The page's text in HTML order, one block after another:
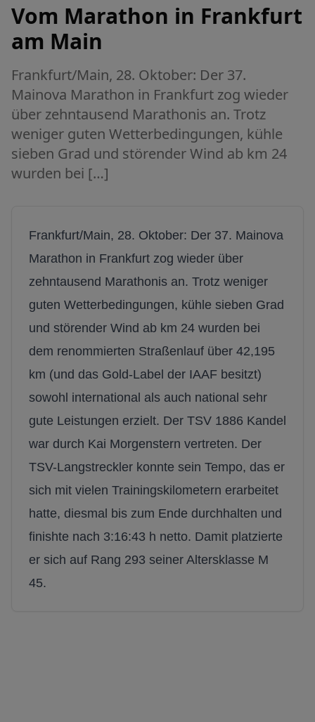
Vom Marathon in Frankfurt
am Main
Frankfurt/Main, 28. Oktober: Der 37.
Mainova Marathon in Frankfurt zog wieder
über zehntausend Marathonis an. Trotz
weniger guten Wetterbedingungen, kühle
sieben Grad und störender Wind ab km 24
wurden bei […]
Frankfurt/Main, 28. Oktober: Der 37. Mainova
Marathon in Frankfurt zog wieder über
zehntausend Marathonis an. Trotz weniger
guten Wetterbedingungen, kühle sieben Grad
und störender Wind ab km 24 wurden bei
dem renommierten Straßenlauf über 42,195
km (und das Gold-Label der IAAF besitzt)
sowohl international als auch national sehr
gute Leistungen erzielt. Der TSV 1886 Kandel
war durch Kai Morgenstern vertreten. Der
TSV-Langstreckler konnte sein Tempo, das er
sich mit vielen Trainingskilometern erarbeitet
hatte, diesmal bis zum Ende durchhalten und
finishte nach 3:16:43 h netto. Damit platzierte
er sich auf Rang 293 seiner Altersklasse M
45.